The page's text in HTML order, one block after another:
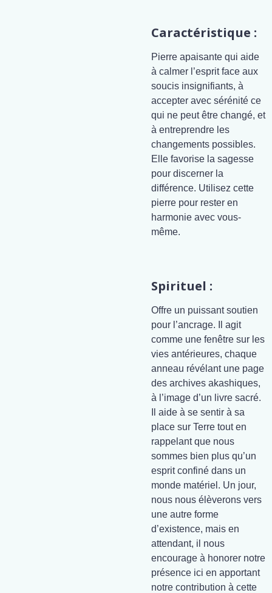
Caractéristique :
Pierre apaisante qui aide
à calmer l’esprit face aux
soucis insignifiants, à
accepter avec sérénité ce
qui ne peut être changé, et
à entreprendre les
changements possibles.
Elle favorise la sagesse
pour discerner la
différence. Utilisez cette
pierre pour rester en
harmonie avec vous-
même.
Spirituel :
Offre un puissant soutien
pour l’ancrage. Il agit
comme une fenêtre sur les
vies antérieures, chaque
anneau révélant une page
des archives akashiques,
à l’image d’un livre sacré.
Il aide à se sentir à sa
place sur Terre tout en
rappelant que nous
sommes bien plus qu’un
esprit confiné dans un
monde matériel. Un jour,
nous nous élèverons vers
une autre forme
d’existence, mais en
attendant, il nous
encourage à honorer notre
présence ici en apportant
notre contribution à cette